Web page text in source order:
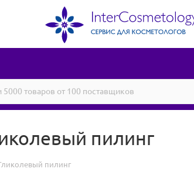
пилинг
Гликолевый пилинг